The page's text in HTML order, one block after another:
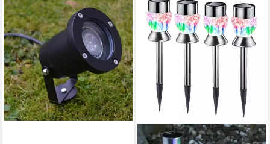
FHS
LED Gartenstrahler 25502
LED Gartenstrahler Spot
Metallgehäuse GU10
24,99 €
34,90 €
-28%
lieferbar - in 4-5 Werktagen bei dir